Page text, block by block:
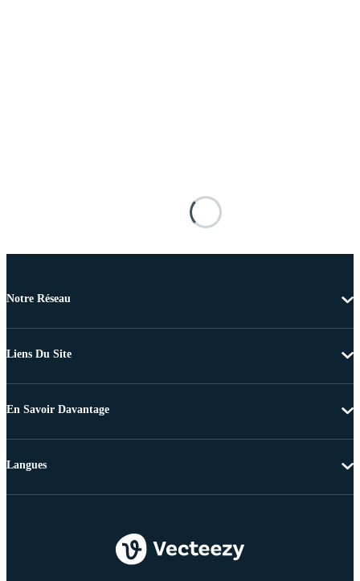
Notre Réseau
Liens Du Site
En Savoir Davantage
Langues